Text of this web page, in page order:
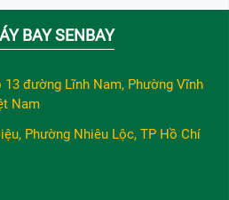
BAY SENBAY
đường Lĩnh Nam, Phường Vĩnh
Nam
Phường Nhiêu Lộc, TP Hồ Chí